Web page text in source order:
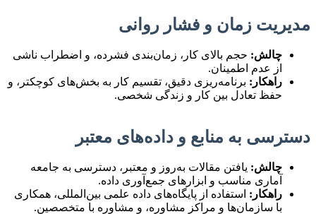
مدیریت زمان و فشار روانی
چالش: حجم بالای کار، زمان‌بندی فشرده، و اضطراب ناشی
از عدم اطمینان.
راهکار: برنامه‌ریزی دقیق، تقسیم کار به بخش‌های کوچکتر، و
حفظ تعادل بین کار و زندگی شخصی.
دسترسی به منابع و داده‌های معتبر
چالش: یافتن مقالات به‌روز و معتبر، دسترسی به جامعه
آماری مناسب و ابزارهای جمع‌آوری داده.
راهکار: استفاده از پایگاه‌های داده علمی بین‌المللی، همکاری
با سازمان‌ها و مراکز مشاوره، و مشاوره با متخصصین.